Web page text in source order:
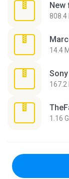
New
808.4
14.4
167.2
1.16